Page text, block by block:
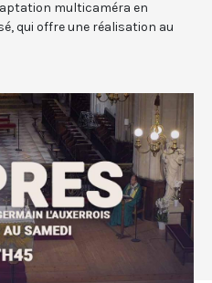
multicaméra en
qui offre une réalisation au